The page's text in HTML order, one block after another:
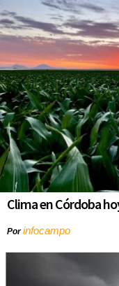
Clima en Córdoba
Porinfocampo